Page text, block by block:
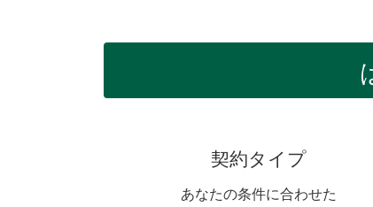
契約タイプ
あなたの条件に合わせた